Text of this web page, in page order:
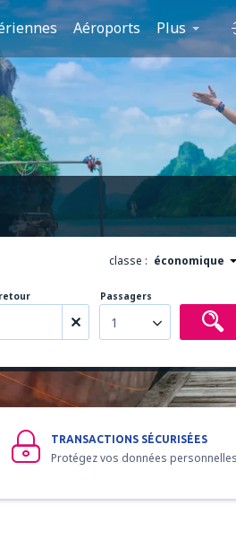
Aéroports Plus
classe : économique
Passagers
1
TRANSACTIONS SÉCURISÉES
Protégez vos données